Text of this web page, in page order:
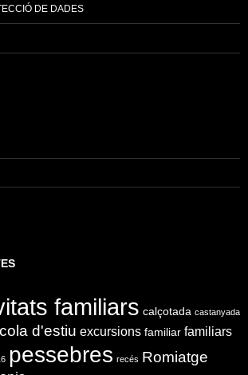
DE DADES
familiars calçotada castanyada
d'estiu excursions familiar familiars
pessebres recés Romiatge